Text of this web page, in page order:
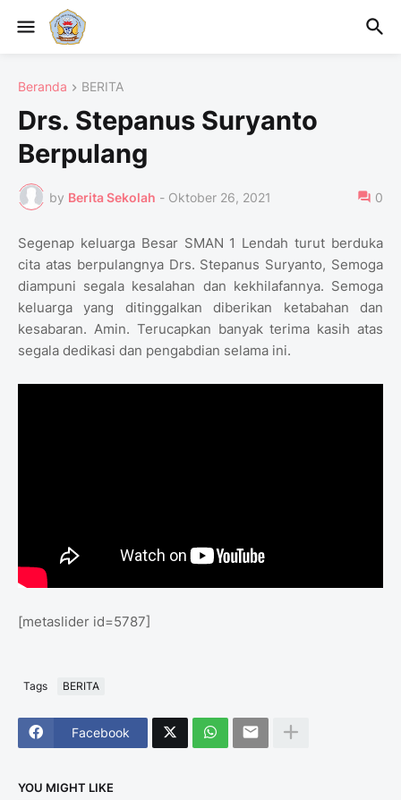
Beranda BERITA
Drs. Stepanus Suryanto
Berpulang
by Berita Sekolah - Oktober 26, 2021 0
Segenap keluarga Besar SMAN 1 Lendah turut berduka
cita atas berpulangnya Drs. Stepanus Suryanto, Semoga
diampuni segala kesalahan dan kekhilafannya. Semoga
keluarga yang ditinggalkan diberikan ketabahan dan
kesabaran. Amin. Terucapkan banyak terima kasih atas
segala dedikasi dan pengabdian selama ini.
[metaslider id=5787]
Tags BERITA
Facebook
YOU MIGHT LIKE